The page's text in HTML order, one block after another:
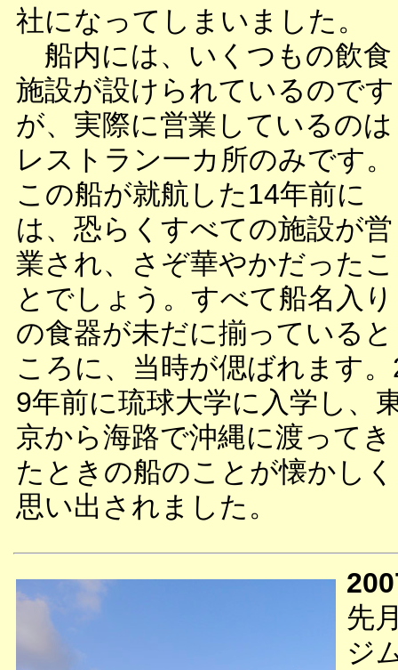
社になってしまいました。
船内には、いくつもの飲食
施設が設けられているのです
が、実際に営業しているのは
レストラン一カ所のみです。
この船が就航した14年前に
は、恐らくすべての施設が営
業され、さぞ華やかだったこ
とでしょう。すべて船名入り
の食器が未だに揃っていると
ころに、当時が偲ばれます
9年前に琉球大学に入学し、
京から海路で沖縄に渡ってき
たときの船のことが懐かしく
思い出されました。
先
ジ